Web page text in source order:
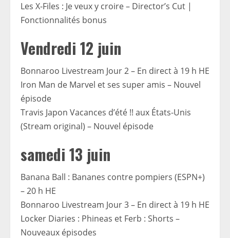
Les X-Files : Je veux y croire – Director’s Cut |
Fonctionnalités bonus
Vendredi 12 juin
Bonnaroo Livestream Jour 2 – En direct à 19 h HE
Iron Man de Marvel et ses super amis – Nouvel
épisode
Travis Japon Vacances d’été !! aux États-Unis
(Stream original) – Nouvel épisode
samedi 13 juin
Banana Ball : Bananes contre pompiers (ESPN+)
– 20 h HE
Bonnaroo Livestream Jour 3 – En direct à 19 h HE
Locker Diaries : Phineas et Ferb : Shorts –
Nouveaux épisodes